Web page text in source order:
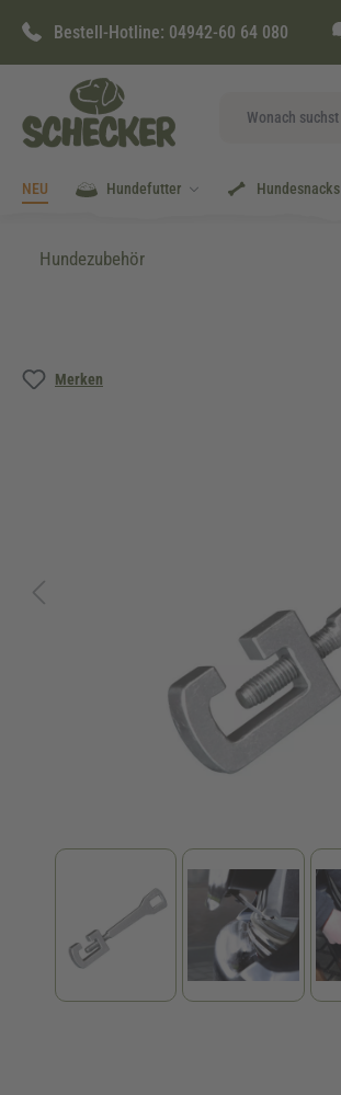
Zur Hauptnavigation springen
Bestell-Hotline: 04942-60 64 080
NEU Hundefutter Hundesnacks
Hundezubehör
Merken
Bildergalerie überspringen